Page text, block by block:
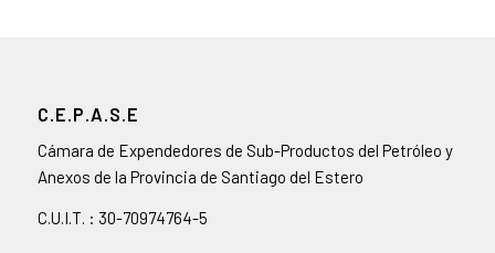
C.E.P.A.S.E
Cámara de Expendedores de Sub-Productos del Petróleo y
Anexos de la Provincia de Santiago del Estero
C.U.I.T. : 30-70974764-5